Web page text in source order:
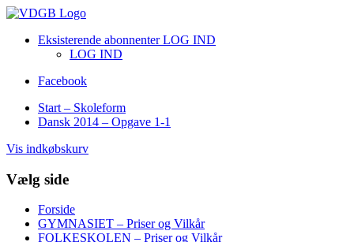
Eksisterende abonnenter LOG IND
LOG IND
Facebook
Start – Skoleform
Dansk 2014 – Opgave 1-1
Vis indkøbskurv
Vælg side
Forside
GYMNASIET – Priser og Vilkår
FOLKESKOLEN – Priser og Vilkår